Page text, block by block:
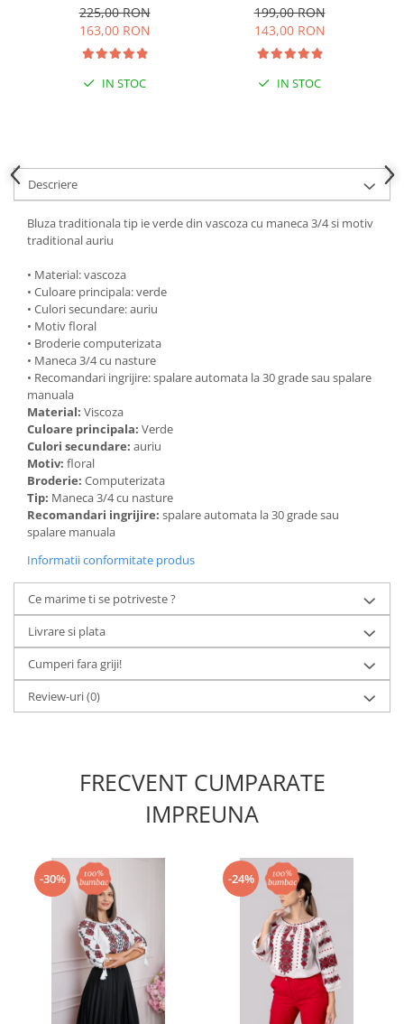
225,00 RON
163,00 RON
IN STOC
Adelaida
199,00 RON
143,00 RON
IN STOC
Descriere
Bluza traditionala tip ie verde din vascoza cu maneca 3/4 si motiv
traditional auriu
• Material: vascoza
• Culoare principala: verde
• Culori secundare: auriu
• Motiv floral
• Broderie computerizata
• Maneca 3/4 cu nasture
• Recomandari ingrijire: spalare automata la 30 grade sau spalare
manuala
Material: Viscoza
Culoare principala: Verde
Culori secundare: auriu
Motiv: floral
Broderie: Computerizata
Tip: Maneca 3/4 cu nasture
Recomandari ingrijire: spalare automata la 30 grade sau
spalare manuala
Informatii conformitate produs
Ce marime ti se potriveste ?
Livrare si plata
Cumperi fara griji!
Review-uri(0)
FRECVENT CUMPARATE
IMPREUNA
-30% -24%